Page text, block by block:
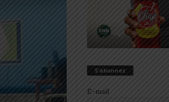
S’abonnez
E-mail